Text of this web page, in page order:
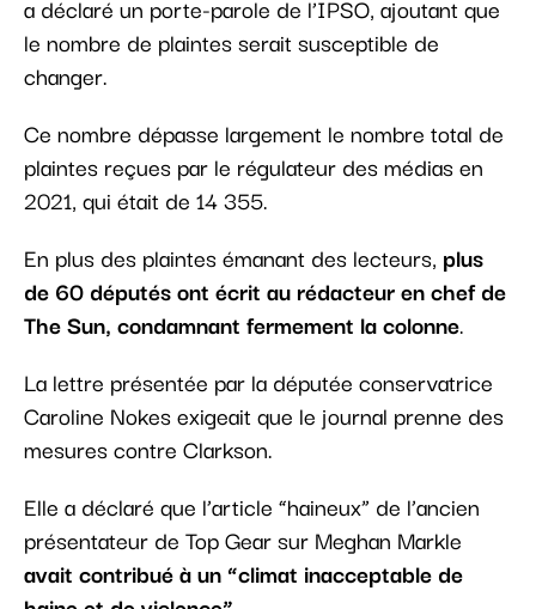
a déclaré un porte-parole de l’IPSO, ajoutant que
le nombre de plaintes serait susceptible de
changer.
Ce nombre dépasse largement le nombre total de
plaintes reçues par le régulateur des médias en
2021, qui était de 14 355.
En plus des plaintes émanant des lecteurs, plus
de 60 députés ont écrit au rédacteur en chef de
The Sun, condamnant fermement la colonne.
La lettre présentée par la députée conservatrice
Caroline Nokes exigeait que le journal prenne des
mesures contre Clarkson.
Elle a déclaré que l’article “haineux” de l’ancien
présentateur de Top Gear sur Meghan Markle
avait contribué à un “climat inacceptable de